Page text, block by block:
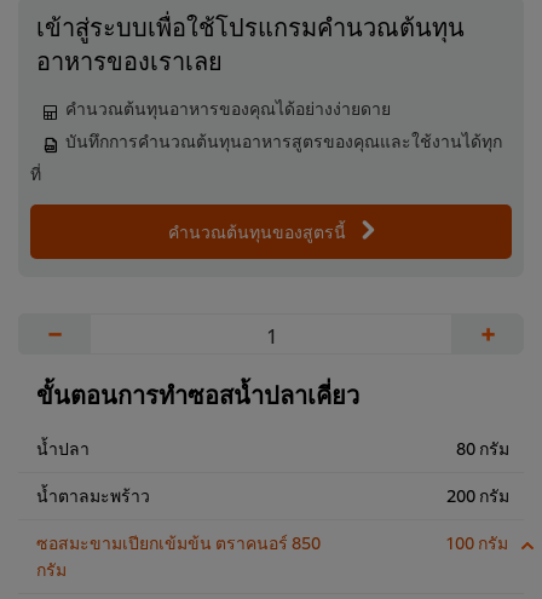
เข้าสู่ระบบเพื่อใช้โปรแกรมคำนวณต้นทุน
อาหารของเราเลย
คำนวณต้นทุนอาหารของคุณได้อย่างง่ายดาย
บันทึกการคำนวณต้นทุนอาหารสูตรของคุณและใช้งานได้ทุก
ที่
คำนวณต้นทุนของสูตรนี้
− +
ขั้นตอนการทำซอสน้ำปลาเคี่ยว
น้ำปลา 80 กรัม
น้ำตาลมะพร้าว 200 กรัม
ซอสมะขามเปียกเข้มข้น ตราคนอร์ 850
กรัม
100 กรัม